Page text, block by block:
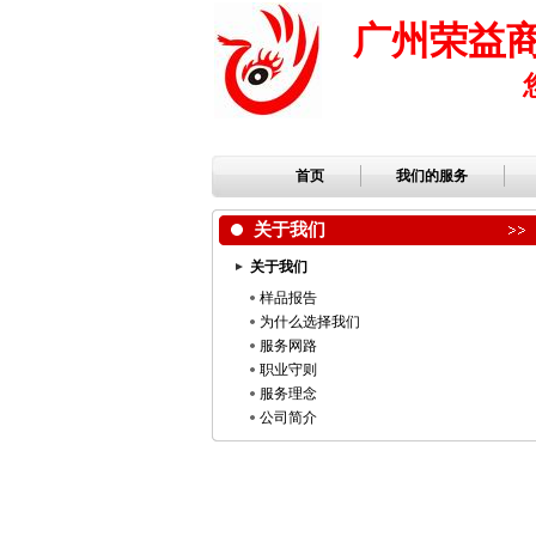
广州荣益
首页 我们的服务
关于我们
关于我们
样品报告
为什么选择我们
服务网路
职业守则
服务理念
公司简介